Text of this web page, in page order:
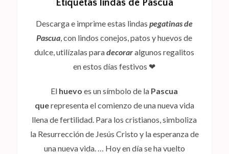
Etiquetas lindas de Pascua
Descarga e imprime estas lindaspegatinas de
Pascua, con lindos conejos, patos y huevos de
dulce, utilízalas paradecoraralgunos regalitos
en estos días festivos ❤
El huevo es un símbolo de la Pascua
querepresenta el comienzo de una nueva vida
llena de fertilidad. Para los cristianos, simboliza
la Resurrección de Jesús Cristo y la esperanza de
una nueva vida. … Hoy en día se ha vuelto